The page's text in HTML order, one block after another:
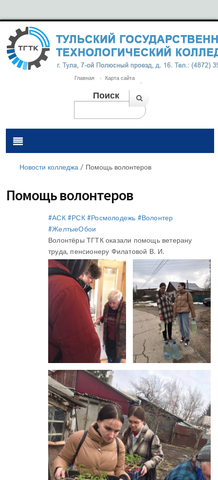
Главная Карта сайта
Поиск
Новости колледжа / Помощь волонтеров
Помощь волонтеров
#АСК#РСК#Росмолодежь #Волонтер
#ЖелтыеОбои
Волонтёры ТГТК оказали помощь ветерану
труда, пенсионеру Филатовой В. И.